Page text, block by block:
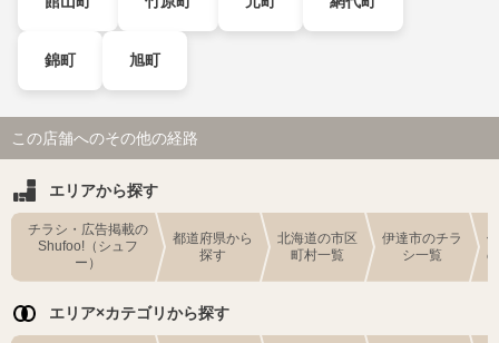
錦町 旭町
この店舗へのその他の経路
エリアから探す
チラシ・広告掲載の
Shufoo!（シュフ
ー）
都道府県から
探す
北海道の市区
町村一覧
伊達市のチラ
シ一覧
エリア×カテゴリから探す